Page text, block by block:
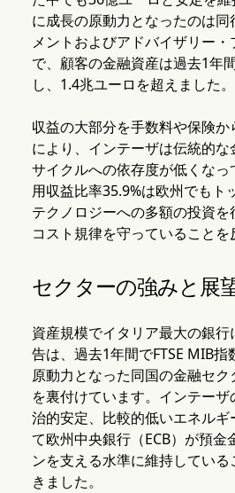
に成長の原動力となったのは
メントおよびアドバイザリー
で、顧客の金融資産は過去1年
し、1.4兆ユーロを超えました。
収益の大部分を手数料や保険
により、インテーザは伝統的
サイクルへの依存度が低くな
用収益比率35.9%は欧州でもト
テクノロジーへの多額の投資
コスト規律を守っていることを
セクターの強みと展
資産規模でイタリア最大の銀
告は、過去1年間でFTSE MIB指
原動力となった同国の金融セ
を裏付けています。インテー
治的安定、比較的低いエネルギ
て欧州中央銀行（ECB）が預金
ンを支える水準に維持してい
きました。